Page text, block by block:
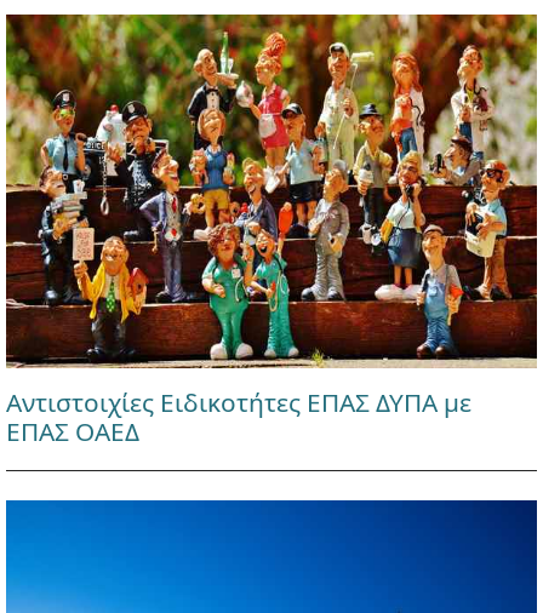
Αντιστοιχίες Ειδικοτήτες ΕΠΑΣ ΔΥΠΑ με
ΕΠΑΣ ΟΑΕΔ